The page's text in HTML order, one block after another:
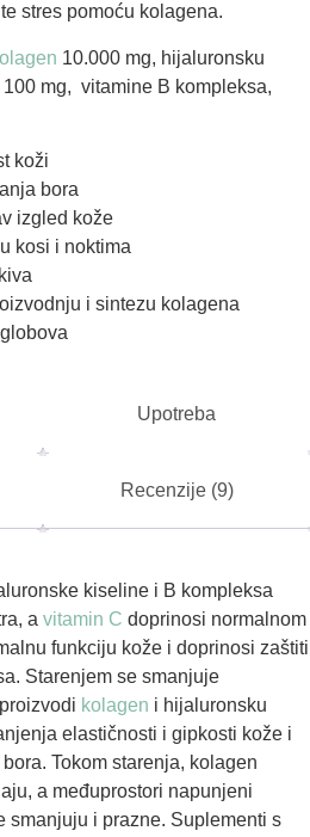
stres pomoću kolagena.
10.000 mg, hijaluronsku
mg, vitamine B kompleksa,
koži
bora
izgled kože
kosi i noktima
i sintezu kolagena
Upotreba
Recenzije (9)
kiseline i B kompleksa
a vitamin C doprinosi normalnom
funkciju kože i doprinosi zaštiti
Starenjem se smanjuje
kolagen i hijaluronsku
elastičnosti i gipkosti kože i
Tokom starenja, kolagen
a međuprostori napunjeni
smanjuju i prazne. Suplementi s